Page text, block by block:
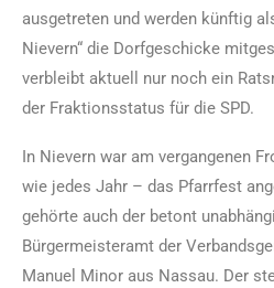
ausgetreten und werden künftig
Nievern“ die Dorfgeschicke
verbleibt aktuell nur noch ein
der Fraktionsstatus für die SPD.
In Nievern war am vergangenen
wie jedes Jahr – das Pfarrfest
gehörte auch der betont
Bürgermeisteramt der
Manuel Minor aus Nassau. Der